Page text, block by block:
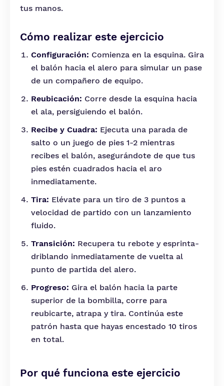
tus manos.
Cómo realizar este ejercicio
Configuración: Comienza en la esquina. Gira
el balón hacia el alero para simular un pase
de un compañero de equipo.
Reubicación: Corre desde la esquina hacia
el ala, persiguiendo el balón.
Recibe y Cuadra: Ejecuta una parada de
salto o un juego de pies 1-2 mientras
recibes el balón, asegurándote de que tus
pies estén cuadrados hacia el aro
inmediatamente.
Tira: Elévate para un tiro de 3 puntos a
velocidad de partido con un lanzamiento
fluido.
Transición: Recupera tu rebote y esprinta-
driblando inmediatamente de vuelta al
punto de partida del alero.
Progreso: Gira el balón hacia la parte
superior de la bombilla, corre para
reubicarte, atrapa y tira. Continúa este
patrón hasta que hayas encestado 10 tiros
en total.
Por qué funciona este ejercicio